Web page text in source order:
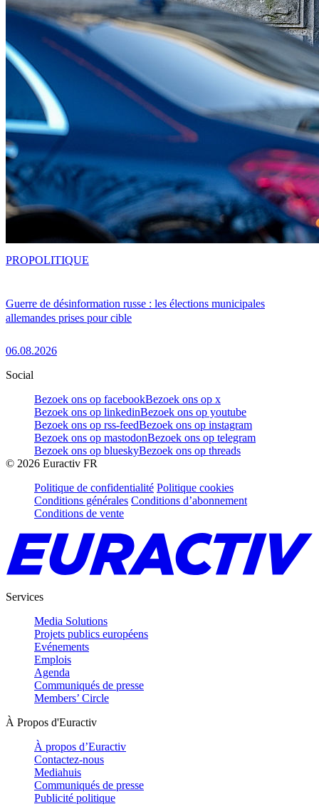
Guerre de désinformation russe : les élections municipales
allemandes prises pour cible
06.08.2026
PROPOLITIQUE
Social
Bezoek ons op facebookBezoek ons op x
Bezoek ons op linkedinBezoek ons op youtube
Bezoek ons op rss-feedBezoek ons op instagram
Bezoek ons op mastodonBezoek ons op telegram
Bezoek ons op blueskyBezoek ons op threads
© 2026 Euractiv FR
Politique de confidentialité Politique cookies
Conditions générales Conditions d’abonnement
Conditions de vente
Services
Media Solutions
Projets publics européens
Evénements
Emplois
Agenda
Communiqués de presse
Members’ Circle
À Propos d'Euractiv
À propos d’Euractiv
Contactez-nous
Mediahuis
Communiqués de presse
Publicité politique